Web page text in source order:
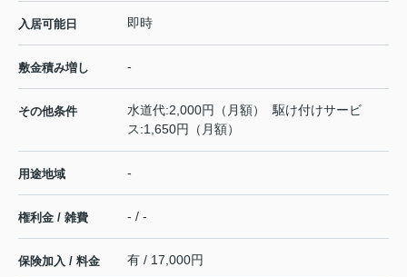
入居可能日 即時
敷金積み増し -
その他条件
水道代:2,000円（月額） 駆け付けサービ
ス:1,650円（月額）
用途地域 -
権利金 / 雑費 - / -
保険加入 / 料金 有 / 17,000円